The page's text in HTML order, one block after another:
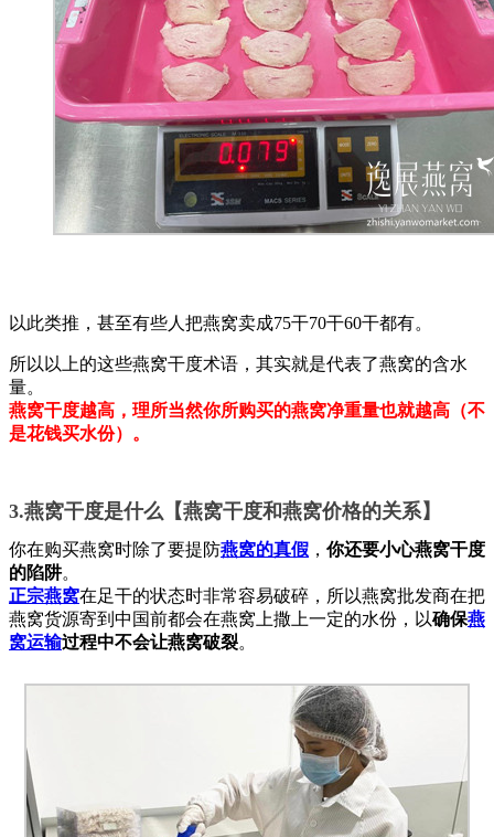
以此类推，甚至有些人把燕窝卖成75干70干60干都有。
所以以上的这些燕窝干度术语，其实就是代表了燕窝的含水
量。
燕窝干度越高，理所当然你所购买的燕窝净重量也就越高（不
是花钱买水份）。
3.燕窝干度是什么【燕窝干度和燕窝价格的关系】
你在购买燕窝时除了要提防燕窝的真假 ， 你还要小心燕窝干度
的陷阱。
正宗燕窝在足干的状态时非常容易破碎，所以燕窝批发商在把
燕窝货源寄到中国前都会在燕窝上撒上一定的水份，以确保燕
窝运输过程中不会让燕窝破裂。